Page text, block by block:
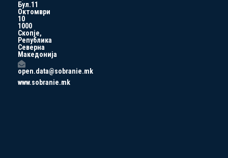
Бул.11
Октомври
10
1000
Скопје,
Република
Северна
Македонија
open.data@sobranie.mk
www.sobranie.mk